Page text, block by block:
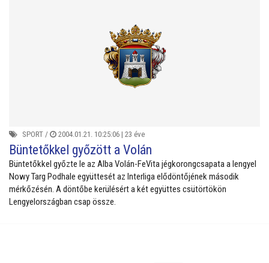
SPORT / 2004.01.21. 10:25:06 | 23 éve
Büntetőkkel győzött a Volán
Büntetőkkel győzte le az Alba Volán-FeVita jégkorongcsapata a lengyel
Nowy Targ Podhale együttesét az Interliga elődöntőjének második
mérkőzésén. A döntőbe kerülésért a két együttes csütörtökön
Lengyelországban csap össze.